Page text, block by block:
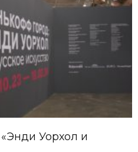
Уорхол и